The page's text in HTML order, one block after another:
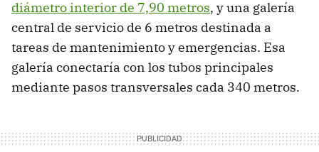
diámetro interior de 7,90 metros, y una galería
central de servicio de 6 metros destinada a
tareas de mantenimiento y emergencias. Esa
galería conectaría con los tubos principales
mediante pasos transversales cada 340 metros.